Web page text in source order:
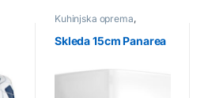
Kuhinjska oprema,
Posamezni kosi
Skleda 15cm Panarea